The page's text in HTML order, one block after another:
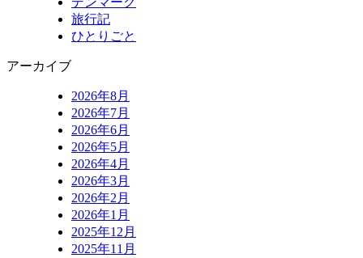
旅行記
ひとりごと
アーカイブ
2026年8月
2026年7月
2026年6月
2026年5月
2026年4月
2026年3月
2026年2月
2026年1月
2025年12月
2025年11月